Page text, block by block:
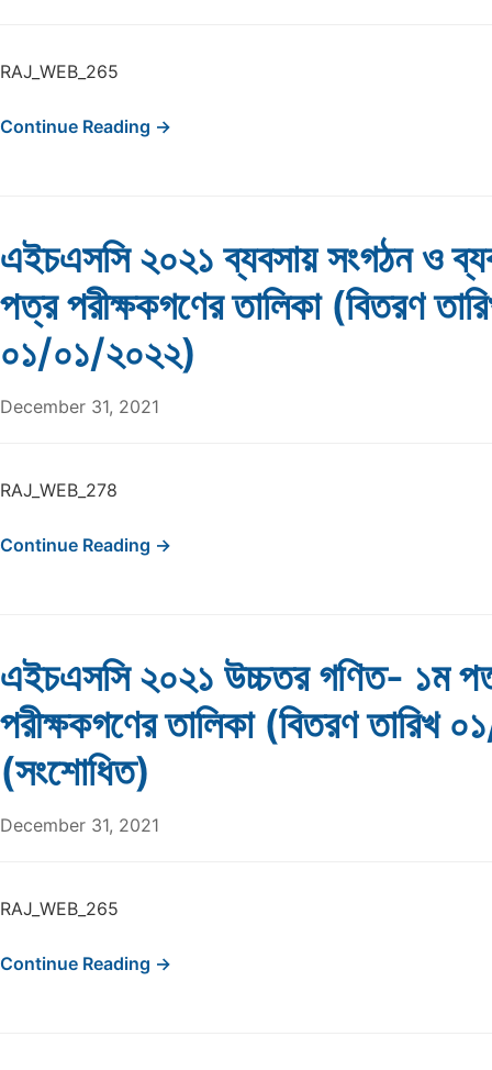
RAJ_WEB_265
Continue Reading →
এইচএসসি ২০২১ ব্যবসায় সংগঠন ও
পত্র পরীক্ষকগণের তালিকা (বিতরণ
০১/০১/২০২২)
December 31, 2021
RAJ_WEB_278
Continue Reading →
এইচএসসি ২০২১ উচ্চতর গণিত- ১ম
পরীক্ষকগণের তালিকা (বিতরণ তারিখ
(সংশোধিত)
December 31, 2021
RAJ_WEB_265
Continue Reading →